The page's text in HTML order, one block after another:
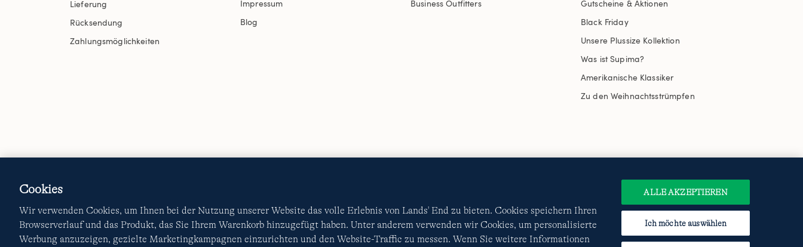
Lieferung
Rücksendung
Zahlungsmöglichkeiten
Impressum
Blog
Business Outfitters
Gutscheine & Aktionen
Black Friday
Unsere Plussize Kollektion
Was ist Supima?
Amerikanische Klassiker
Zu den Weihnachtsstrümpfen
Datenschutzerklärung
Cookies
Wir verwenden Cookies, um Ihnen bei der Nutzung unserer Website das volle Erlebnis von Lands' End zu bieten. Cookies speichern Ihren
Browserverlauf und das Produkt, das Sie Ihrem Warenkorb hinzugefügt haben. Unter anderem verwenden wir Cookies, um personalisierte
Werbung anzuzeigen, gezielte Marketingkampagnen einzurichten und den Website-Traffic zu messen. Wenn Sie weitere Informationen
Ich möchte auswählen
ALLE AKZEPTIEREN